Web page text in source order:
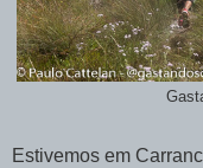
Estivemos em